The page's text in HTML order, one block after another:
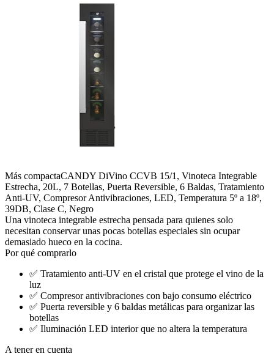
Más compactaCANDY DiVino CCVB 15/1, Vinoteca Integrable
Estrecha, 20L, 7 Botellas, Puerta Reversible, 6 Baldas, Tratamiento
Anti-UV, Compresor Antivibraciones, LED, Temperatura 5º a 18º,
39DB, Clase C, Negro
Una vinoteca integrable estrecha pensada para quienes solo
necesitan conservar unas pocas botellas especiales sin ocupar
demasiado hueco en la cocina.
Por qué comprarlo
✅ Tratamiento anti-UV en el cristal que protege el vino de la
luz
✅ Compresor antivibraciones con bajo consumo eléctrico
✅ Puerta reversible y 6 baldas metálicas para organizar las
botellas
✅ Iluminación LED interior que no altera la temperatura
A tener en cuenta